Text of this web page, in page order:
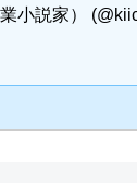
小説家）